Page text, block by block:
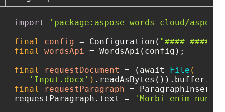
import
'package:aspose_words_cloud/
final
config = Configuration( "####-####-
final
wordsApi = WordsApi(config);
final
requestDocument = (await File (
'Input.docx' )
final
requestParagraph =
requestParagraph.text =
'Morbi enim nunc